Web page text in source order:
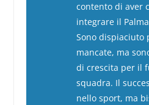
contento di aver
integrare il
Sono dispiaciuto
mancate, ma
di crescita per il
squadra. Il
nello sport, ma